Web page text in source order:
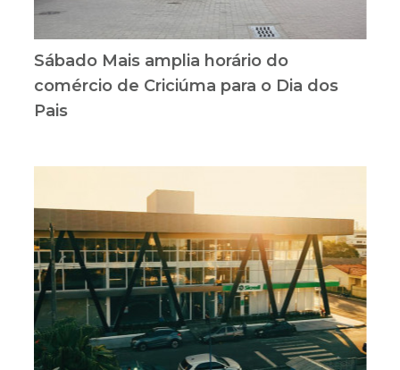
Sábado Mais amplia horário do
comércio de Criciúma para o Dia dos
Pais